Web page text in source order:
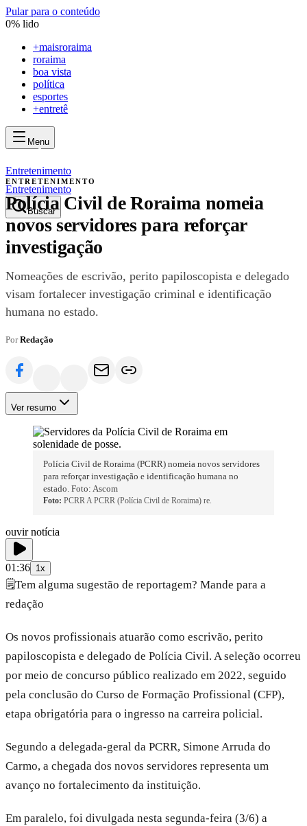
Pular para o conteúdo
0% lido
+maisroraima
roraima
boa vista
política
esportes
+entretê
Menu
maisroraima
maisroraima
Entretenimento
Buscar
Entretenimento
ENTRETENIMENTO
Polícia Civil de Roraima nomeia
novos servidores para reforçar
investigação
Nomeações de escrivão, perito papiloscopista e delegado
visam fortalecer investigação criminal e identificação
humana no estado.
PorRedação
Ver resumo
Polícia Civil de Roraima (PCRR) nomeia novos servidores
para reforçar investigação e identificação humana no
estado. Foto: Ascom
Foto: PCRR A PCRR (Polícia Civil de Roraima) re.
ouvir notícia
01:36 1x
🗒️Tem alguma sugestão de reportagem? Mande para a
redação
Os novos profissionais atuarão como escrivão, perito
papiloscopista e delegado de Polícia Civil. A seleção ocorreu
por meio de concurso público realizado em 2022, seguido
pela conclusão do Curso de Formação Profissional (CFP),
etapa obrigatória para o ingresso na carreira policial.
Segundo a delegada-geral da PCRR, Simone Arruda do
Carmo, a chegada dos novos servidores representa um
avanço no fortalecimento da instituição.
Em paralelo, foi divulgada nesta segunda-feira (3/6) a